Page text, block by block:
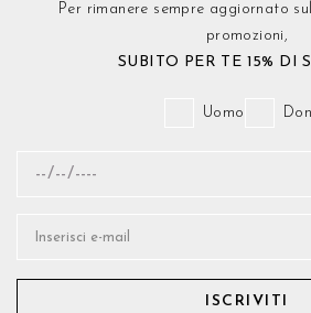
Per rimanere sempre aggiornato
promozioni,
SUBITO PER TE 15% DI
Uomo
ISCRIVITI